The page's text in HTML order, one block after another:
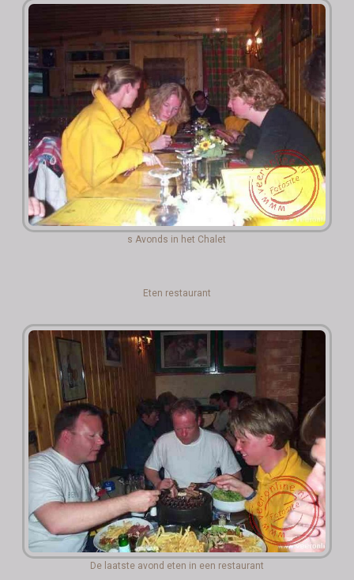
s Avonds in het Chalet
Eten restaurant
De laatste avond eten in een restaurant